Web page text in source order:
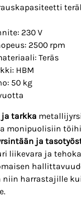
230 V
2500 rpm
Teräs
HBM
50 kg
tarkka
monipuolisiin
ja
liikevara ja
niin harrastajille